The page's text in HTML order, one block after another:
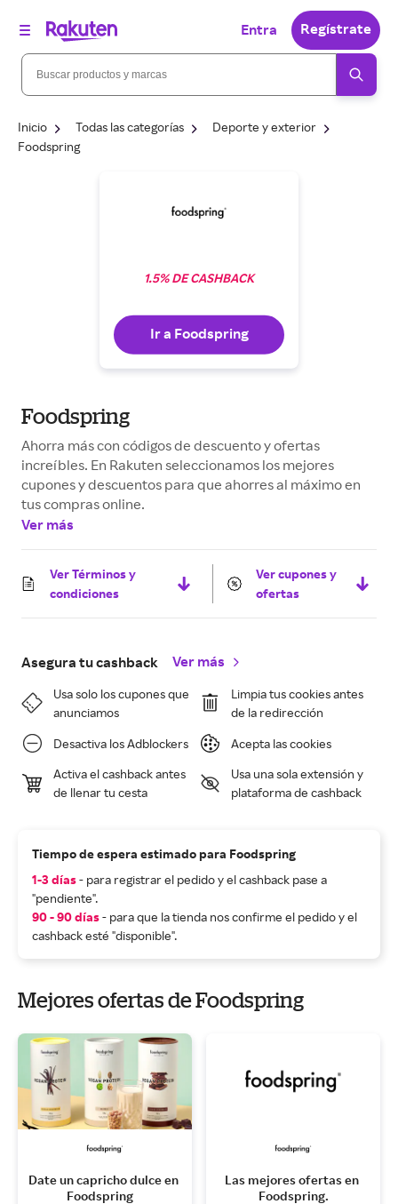
Entra Regístrate
Inicio Todas las categorías
Deporte y exterior
Foodspring
1.5% DE CASHBACK
Ir a Foodspring
Foodspring
Ahorra más con códigos de descuento y ofertas
increíbles. En Rakuten seleccionamos los mejores
cupones y descuentos para que ahorres al máximo en
tus compras online.
Ver más
Ver Términos y
condiciones
Ver cupones y
ofertas
Asegura tu cashback Ver más
Usa solo los cupones que
anunciamos
Limpia tus cookies antes
de la redirección
Desactiva los Adblockers Acepta las cookies
Activa el cashback antes
de llenar tu cesta
Usa una sola extensión y
plataforma de cashback
Tiempo de espera estimado para Foodspring
1-3 días- para registrar el pedido y el cashback pase a
"pendiente".
90 - 90 días- para que la tienda nos confirme el pedido y el
cashback esté "disponible".
Mejores ofertas de Foodspring
Date un capricho dulce en
Foodspring
Las mejores ofertas en
Foodspring.